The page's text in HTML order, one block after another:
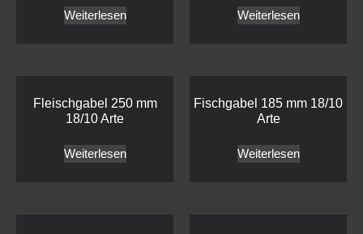
Weiterlesen Weiterlesen
Fleischgabel 250 mm
18/10 Arte
Weiterlesen
Fischgabel 185 mm 18/10
Arte
Weiterlesen